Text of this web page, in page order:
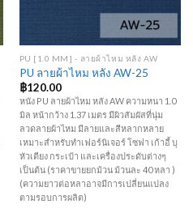
PU [1.0 MM] - ลายผ้าไหม หลัง AW
PU ลายผ้าไหม หลัง AW-25
฿120.00
หนัง PU ลายผ้าไหม หลัง AW ความหนา 1.0
มิล หน้ากว้าง 1.37 เมตร มีผิวสัมผัสที่นุ่ม
ลวดลายผ้าไหม มีลายและสีหลากหลาย
เหมาะสำหรับทำเฟอร์นิเจอร์ โซฟา เก้าอี้ บุ
หัวเตียง กระเป๋า และเครื่องประดับต่างๆ
เป็นต้น (ราคาขายยกม้วน ม้วนละ 40 หลา )
(ความยาวต่อหลาอาจมีการเปลี่ยนแปลง
ตามรอบการผลิต)